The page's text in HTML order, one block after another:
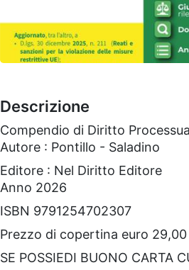
Descrizione
Compendio di Diritto
Autore : Pontillo - Saladino
Editore : Nel Diritto Editore
Anno 2026
ISBN 9791254702307
Prezzo di copertina euro 29,00
SE POSSIEDI BUONO CARTA